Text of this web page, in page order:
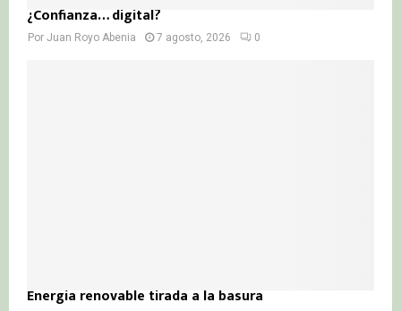
¿Confianza… digital?
Por Juan Royo Abenia 7 agosto, 2026 0
Energía renovable tirada a la basura